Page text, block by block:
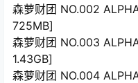
森萝财团 NO.002
725MB]
森萝财团 NO.003
1.43GB]
森萝财团 NO.004